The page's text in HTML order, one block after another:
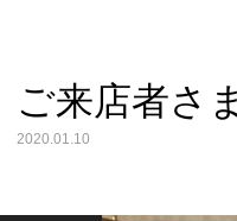
ご来店者さ
2020.01.10